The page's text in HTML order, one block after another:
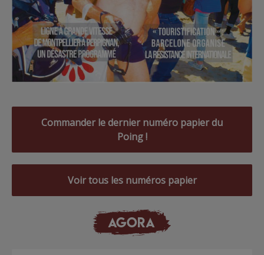
Commander le dernier numéro papier du
Poing !
Voir tous les numéros papier
AGORA